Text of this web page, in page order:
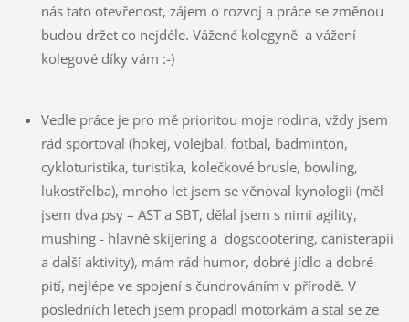
nás tato otevřenost, zájem o rozvoj a práce se změnou
budou držet co nejdéle. Vážené kolegyně a vážení
kolegové díky vám :-)
Vedle práce je pro mě prioritou moje rodina, vždy jsem
rád sportoval (hokej, volejbal, fotbal, badminton,
cykloturistika, turistika, kolečkové brusle, bowling,
lukostřelba), mnoho let jsem se věnoval kynologii (měl
jsem dva psy – AST a SBT, dělal jsem s nimi agility,
mushing - hlavně skijering a dogscootering, canisterapii
a další aktivity), mám rád humor, dobré jídlo a dobré
pití, nejlépe ve spojení s čundrováním v přírodě. V
posledních letech jsem propadl motorkám a stal se ze